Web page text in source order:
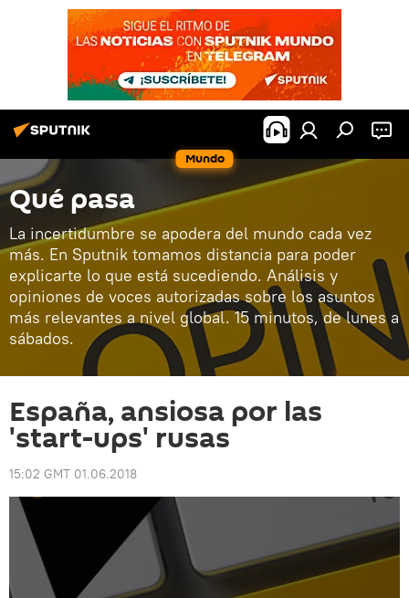
Mundo
Qué pasa
La incertidumbre se apodera del mundo cada vez
más. En Sputnik tomamos distancia para poder
explicarte lo que está sucediendo. Análisis y
opiniones de voces autorizadas sobre los asuntos
más relevantes a nivel global. 15 minutos, de lunes a
sábados.
España, ansiosa por las
'start-ups' rusas
15:02 GMT 01.06.2018